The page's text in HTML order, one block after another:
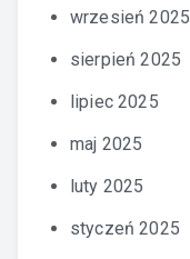
wrzesień 2025
sierpień 2025
lipiec 2025
maj 2025
luty 2025
styczeń 2025